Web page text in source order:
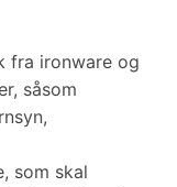
fra ironware og
såsom
som skal